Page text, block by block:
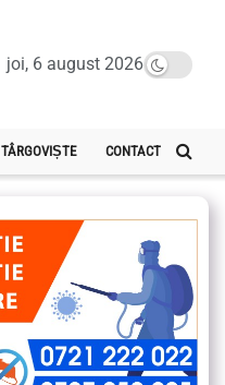
joi, 6 august 2026
TÂRGOVIȘTE CONTACT